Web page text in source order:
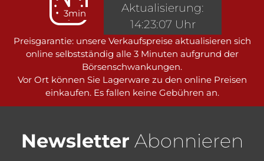
3min
Preisgarantie: unsere Verkaufspreise aktualisieren sich
online selbstständig alle 3 Minuten aufgrund der
Börsenschwankungen.
Vor Ort können Sie Lagerware zu den online Preisen
einkaufen. Es fallen keine Gebühren an.
Aktualisierung:
14:23:07 Uhr
Newsletter Abonnieren